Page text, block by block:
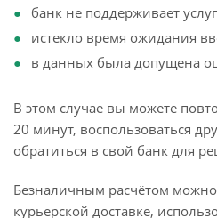
банк не поддерживает
истекло время ожидания
в данных была допущена
В этом случае вы можете
20 минут, воспользоваться
обратиться в свой банк для
Безналичным расчётом можно
курьерской доставке,